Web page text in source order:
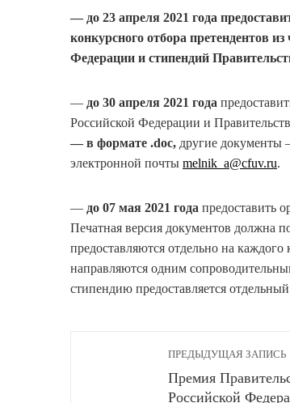
— до 23 апреля 2021 года
конкурсного отбора претендентов
Федерации и стипендий
— до 30 апреля 2021 года
Российской Федерации и
— в формате .doc, другие документы
электронной почты melnik_a@cfuv.ru.
— до 07 мая 2021 года предоставить
Печатная версия документов должна
предоставляются отдельно на
направляются одним
стипендию предоставляется
ПРЕДЫДУЩАЯ ЗАПИСЬ
Премия
Российской